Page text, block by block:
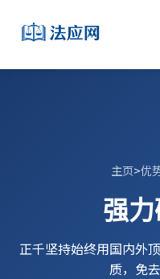
主页>优
强
正千坚持始终用国内外
质，免